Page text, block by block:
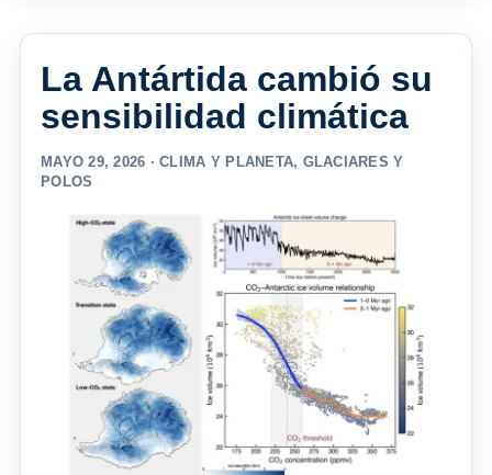
La Antártida cambió su
sensibilidad climática
MAYO 29, 2026 ·CLIMA Y PLANETA, GLACIARES Y
POLOS